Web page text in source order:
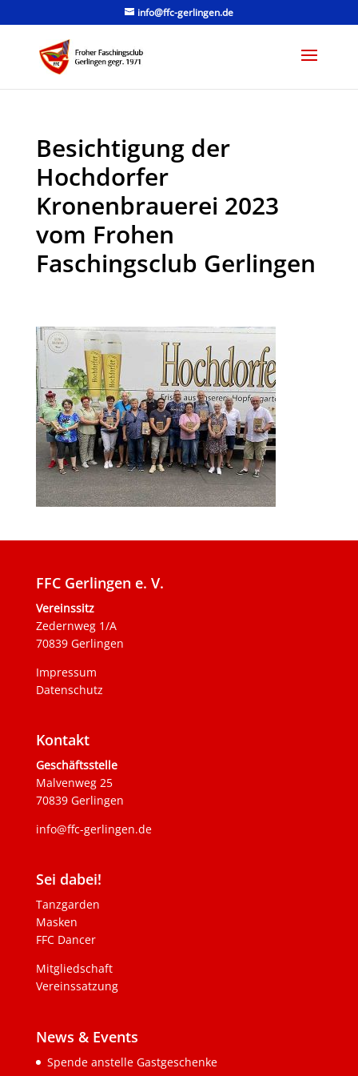
info@ffc-gerlingen.de
Besichtigung der
Hochdorfer
Kronenbrauerei 2023
vom Frohen
Faschingsclub Gerlingen
FFC Gerlingen e. V.
Vereinssitz
Zedernweg 1/A
70839 Gerlingen
Impressum
Datenschutz
Kontakt
Geschäftsstelle
Malvenweg 25
70839 Gerlingen
info@ffc-gerlingen.de
Sei dabei!
Tanzgarden
Masken
FFC Dancer
Mitgliedschaft
Vereinssatzung
News & Events
Spende anstelle Gastgeschenke